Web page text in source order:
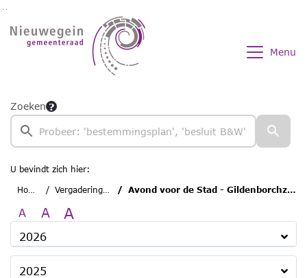
Ga naar de inhoud van deze pagina
Menu
Zoeken
U bevindt zich hier:
Home
Vergaderingen Avond voor de Stad - Gildenborchzaal
A A A
2026
2025